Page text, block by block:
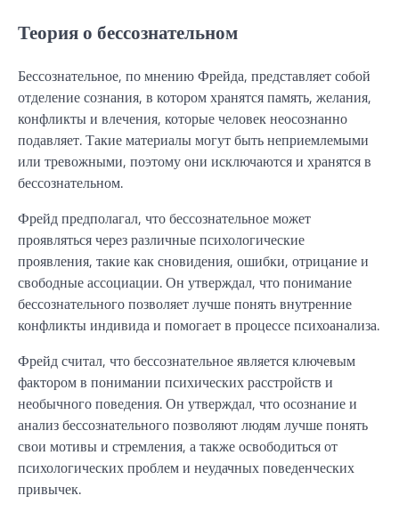
Теория о бессознательном
Бессознательное, по мнению Фрейда, представляет собой
отделение сознания, в котором хранятся память, желания,
конфликты и влечения, которые человек неосознанно
подавляет. Такие материалы могут быть неприемлемыми
или тревожными, поэтому они исключаются и хранятся в
бессознательном.
Фрейд предполагал, что бессознательное может
проявляться через различные психологические
проявления, такие как сновидения, ошибки, отрицание и
свободные ассоциации. Он утверждал, что понимание
бессознательного позволяет лучше понять внутренние
конфликты индивида и помогает в процессе психоанализа.
Фрейд считал, что бессознательное является ключевым
фактором в понимании психических расстройств и
необычного поведения. Он утверждал, что осознание и
анализ бессознательного позволяют людям лучше понять
свои мотивы и стремления, а также освободиться от
психологических проблем и неудачных поведенческих
привычек.